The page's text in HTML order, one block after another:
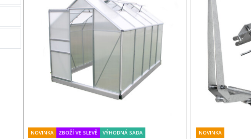
NOVINKA ZBOŽÍ VE SLEVĚ VÝHODNÁ SADA NOVINKA